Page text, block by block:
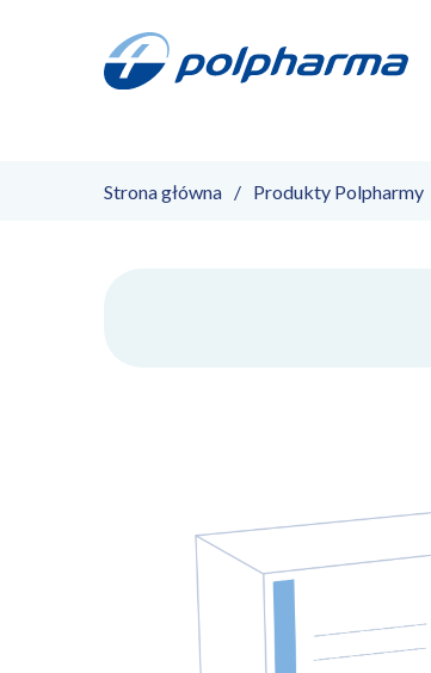
Strona główna Produkty Polpharmy